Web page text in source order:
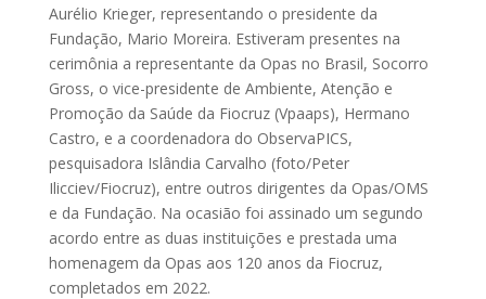
Aurélio Krieger, representando o presidente da
Fundação, Mario Moreira. Estiveram presentes na
cerimônia a representante da Opas no Brasil, Socorro
Gross, o vice-presidente de Ambiente, Atenção e
Promoção da Saúde da Fiocruz (Vpaaps), Hermano
Castro, e a coordenadora do ObservaPICS,
pesquisadora Islândia Carvalho (foto/Peter
Ilicciev/Fiocruz), entre outros dirigentes da Opas/OMS
e da Fundação. Na ocasião foi assinado um segundo
acordo entre as duas instituições e prestada uma
homenagem da Opas aos 120 anos da Fiocruz,
completados em 2022.